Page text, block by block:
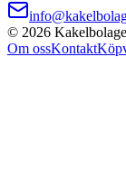
© 2026
Om ossKontakt